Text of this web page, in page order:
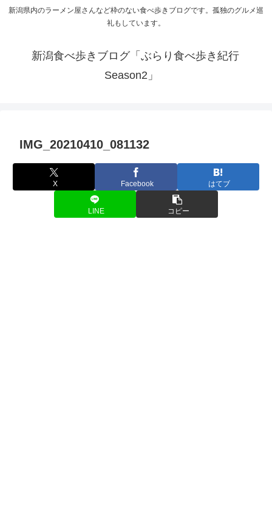
新潟県内のラーメン屋さんなど枠のない食べ歩きブログです。孤独のグルメ巡
礼もしています。
新潟食べ歩きブログ「ぶらり食べ歩き紀行
Season2」
IMG_20210410_081132
X Facebook はてブ
LINE コピー